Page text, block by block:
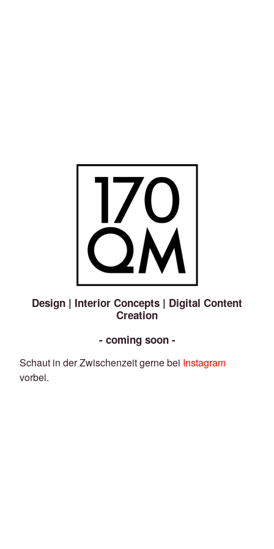
Design | Interior Concepts | Digital Content
Creation
- coming soon -
Schaut in der Zwischenzeit gerne bei Instagram
vorbei.